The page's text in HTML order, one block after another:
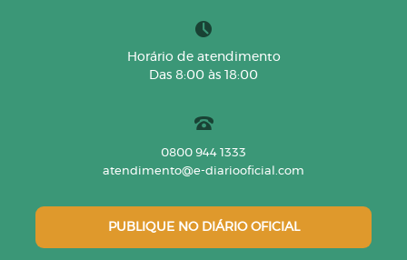
Horário de atendimento
Das 8:00 às 18:00
0800 944 1333
atendimento@e-diariooficial.com
PUBLIQUE NO DIÁRIO OFICIAL